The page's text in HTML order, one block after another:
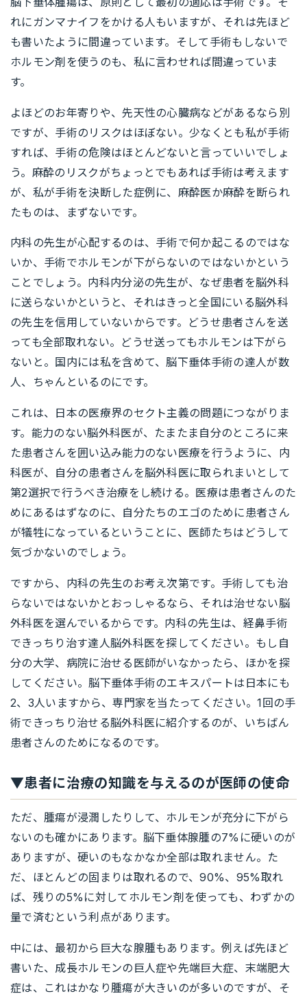
れにガンマナイフをかける人もいますが、それは先ほど
も書いたように間違っています。そして手術もしないで
ホルモン剤を使うのも、私に言わせれば間違っていま
す。
よほどのお年寄りや、先天性の心臓病などがあるなら別
ですが、手術のリスクはほぼない。少なくとも私が手術
すれば、手術の危険はほとんどないと言っていいでしょ
う。麻酔のリスクがちょっとでもあれば手術は考えます
が、私が手術を決断した症例に、麻酔医か麻酔を断られ
たものは、まずないです。
内科の先生が心配するのは、手術で何か起こるのではな
いか、手術でホルモンが下がらないのではないかという
ことでしょう。内科内分泌の先生が、なぜ患者を脳外科
に送らないかというと、それはきっと全国にいる脳外科
の先生を信用していないからです。どうせ患者さんを送
っても全部取れない。どうせ送ってもホルモンは下がら
ないと。国内には私を含めて、脳下垂体手術の達人が数
人、ちゃんといるのにです。
これは、日本の医療界のセクト主義の問題につながりま
す。能力のない脳外科医が、たまたま自分のところに来
た患者さんを囲い込み能力のない医療を行うように、内
科医が、自分の患者さんを脳外科医に取られまいとして
第2選択で行うべき治療をし続ける。医療は患者さんのた
めにあるはずなのに、自分たちのエゴのために患者さん
が犠牲になっているということに、医師たちはどうして
気づかないのでしょう。
ですから、内科の先生のお考え次第です。手術しても治
らないではないかとおっしゃるなら、それは治せない脳
外科医を選んでいるからです。内科の先生は、経鼻手術
できっちり治す達人脳外科医を探してください。もし自
分の大学、病院に治せる医師がいなかったら、ほかを探
してください。脳下垂体手術のエキスパートは日本にも
2、3人いますから、専門家を当たってください。1回の手
術できっちり治せる脳外科医に紹介するのが、いちばん
患者さんのためになるのです。
▼患者に治療の知識を与えるのが医師の使命
ただ、腫瘍が浸潤したりして、ホルモンが充分に下がら
ないのも確かにあります。脳下垂体腺腫の7%に硬いのが
ありますが、硬いのもなかなか全部は取れません。た
だ、ほとんどの固まりは取れるので、90%、95%取れ
ば、残りの5%に対してホルモン剤を使っても、わずかの
量で済むという利点があります。
中には、最初から巨大な腺腫もあります。例えば先ほど
書いた、成長ホルモンの巨人症や先端巨大症、末端肥大
症は、これはかなり腫瘍が大きいのが多いのですが、そ